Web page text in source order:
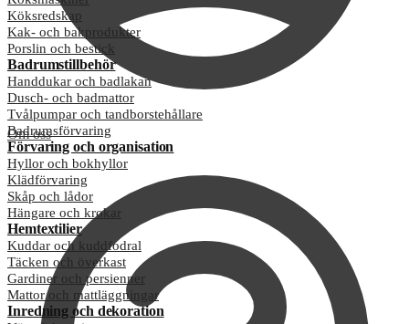
Om oss
Köksredskap
Kak- och bakprodukter
Porslin och bestick
Badrumstillbehör
Handdukar och badlakan
Dusch- och badmattor
Tvålpumpar och tandborstehållare
Badrumsförvaring
Förvaring och organisation
Hyllor och bokhyllor
Klädförvaring
Skåp och lådor
Hängare och krokar
Hemtextilier
Kuddar och kuddfodral
Täcken och överkast
Gardiner och persienner
Mattor och mattläggningar
Inredning och dekoration